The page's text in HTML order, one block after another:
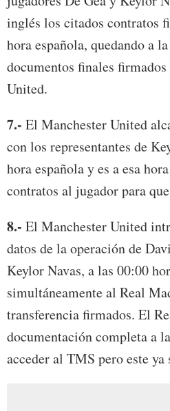
inglés los citados contratos
hora española, quedando a
documentos finales
United.
7.- El Manchester United
con los representantes de
hora española y es a esa
contratos al jugador para
8.- El Manchester United
datos de la operación de
Keylor Navas, a las 00:00
simultáneamente al Real
transferencia firmados. El
documentación completa a
acceder al TMS pero este ya